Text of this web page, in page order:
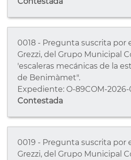
0018 - Pregunta suscrita por
Grezzi, del Grupo Municipal
'escaleras mecánicas de la
de Benimàmet".
Expediente: O-89COM-
Contestada
0019 - Pregunta suscrita por
Grezzi, del Grupo Municipal